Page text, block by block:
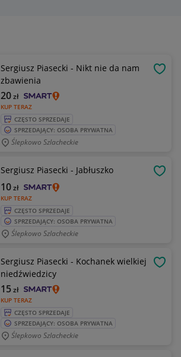
Sergiusz Piasecki - Nikt nie da nam
zbawienia
KUP TERAZ
20zł
CZĘSTO SPRZEDAJE
SPRZEDAJĄCY: OSOBA PRYWATNA
Ślepkowo Szlacheckie
Sergiusz Piasecki - Jabłuszko
KUP TERAZ
10zł
CZĘSTO SPRZEDAJE
SPRZEDAJĄCY: OSOBA PRYWATNA
Ślepkowo Szlacheckie
Sergiusz Piasecki - Kochanek wielkiej
niedźwiedzicy
KUP TERAZ
15zł
CZĘSTO SPRZEDAJE
SPRZEDAJĄCY: OSOBA PRYWATNA
Ślepkowo Szlacheckie